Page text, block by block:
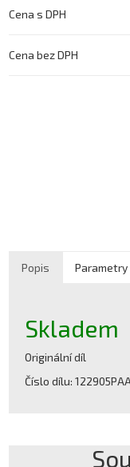
Cena s DPH
Cena bez DPH
Popis Parametry
Skladem
Originální díl
Číslo dílu: